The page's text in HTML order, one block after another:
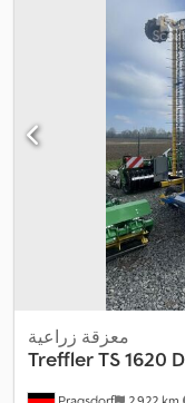
معزقة زراعية
TrefflerTS 1620